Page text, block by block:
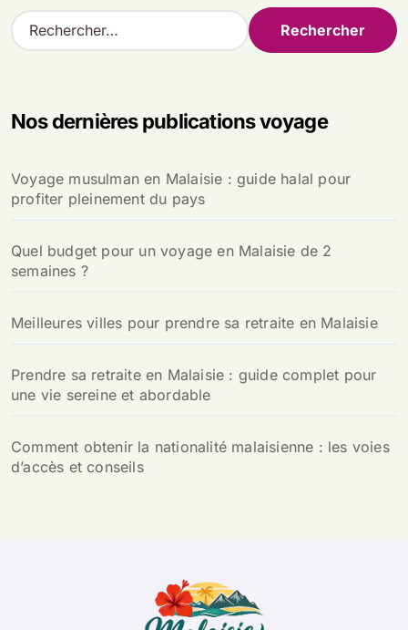
R
e
r
e
r
Nos dernières publications voyage
Voyage musulman en Malaisie : guide halal pour
profiter pleinement du pays
Quel budget pour un voyage en Malaisie de 2
semaines ?
Meilleures villes pour prendre sa retraite en Malaisie
Prendre sa retraite en Malaisie : guide complet pour
une vie sereine et abordable
Comment obtenir la nationalité malaisienne : les voies
d’accès et conseils